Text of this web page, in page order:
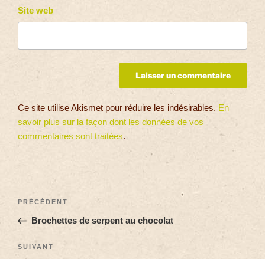
Site web
Ce site utilise Akismet pour réduire les indésirables. En
savoir plus sur la façon dont les données de vos
commentaires sont traitées.
PRÉCÉDENT
Brochettes de serpent au chocolat
SUIVANT